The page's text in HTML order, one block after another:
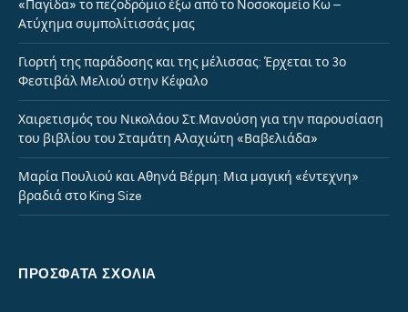
«Παγίδα» το πεζοδρόμιο έξω από το Νοσοκομείο Κω –
Ατύχημα συμπολίτισσάς μας
Γιορτή της παράδοσης και της μέλισσας: Έρχεται το 3ο
Φεστιβάλ Μελιού στην Κέφαλο
Χαιρετισμός του Νικολάου Στ.Μανούση για την παρουσίαση
του βιβλίου του Σταμάτη Αλαχιώτη «Βαβελιάδα»
Μαρία Πουλιού και Αθηνά Βέρμη: Μια μαγική «έντεχνη»
βραδιά στο King Size
ΠΡΌΣΦΑΤΑ ΣΧΌΛΙΑ